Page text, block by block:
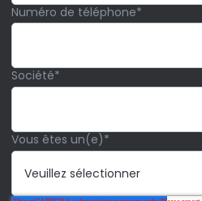
Numéro de téléphone*
Société*
Vous êtes un(e)*